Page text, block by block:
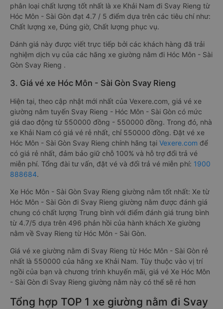
phân loại chất lượng tốt nhất là xe Khải Nam đi Svay Rieng từ
Hóc Môn - Sài Gòn đạt 4.7 / 5 điểm dựa trên các tiêu chí như:
Chất lượng xe, Đúng giờ, Chất lượng phục vụ.
Đánh giá này được viết trực tiếp bởi các khách hàng đã trải
nghiệm dịch vụ của các hãng xe giường nằm đi Hóc Môn - Sài
Gòn Svay Rieng .
3. Giá vé xe Hóc Môn - Sài Gòn Svay Rieng
Hiện tại, theo cập nhật mới nhất của Vexere.com, giá vé xe
giường nằm tuyến Svay Rieng - Hóc Môn - Sài Gòn có mức
giá dao động từ 550000 đồng - 550000 đồng. Trong đó, nhà
xe Khải Nam có giá vé rẻ nhất, chỉ 550000 đồng. Đặt vé xe
Hóc Môn - Sài Gòn Svay Rieng chính hãng tại Vexere.com để
có giá rẻ nhất, đảm bảo giữ chỗ 100% và hỗ trợ đổi trả vé
miễn phí. Tổng đài tư vấn, đặt vé và đổi trả vé miễn phí: 1900
888684.
Xe Hóc Môn - Sài Gòn Svay Rieng giường nằm tốt nhất: Xe từ
Hóc Môn - Sài Gòn đi Svay Rieng giường nằm được đánh giá
chung có chất lượng Trung bình với điểm đánh giá trung bình
từ 4.7/5 dựa trên 496 phản hồi của hành khách Xe giường
nằm về Svay Rieng từ Hóc Môn - Sài Gòn.
Giá vé xe giường nằm đi Svay Rieng từ Hóc Môn - Sài Gòn rẻ
nhất là 550000 của hãng xe Khải Nam. Tùy thuộc vào vị trí
ngồi của bạn và chương trình khuyến mãi, giá vé Xe Hóc Môn
- Sài Gòn đi Svay Rieng giường nằm này có thể sẽ rẻ hơn
Tổng hợp TOP 1 xe giường nằm đi Svay